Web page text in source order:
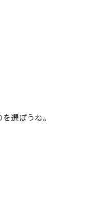
選ぼうね。